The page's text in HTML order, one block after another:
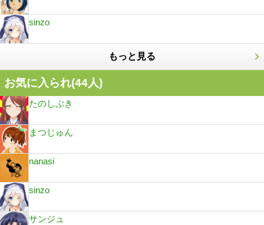
sinzo
もっと見る
お気に入られ(44人)
たのしぶき
まつじゅん
nanasi
sinzo
サンジュ